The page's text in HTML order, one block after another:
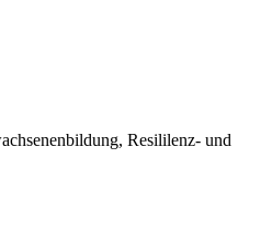
Resililenz- und